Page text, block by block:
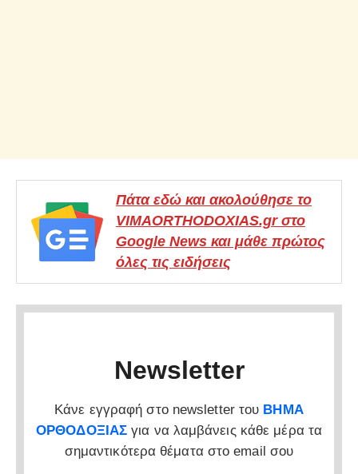
Πάτα εδώ και ακολούθησε το
VIMAORTHODOXIAS.gr στο
Google News και μάθε πρώτος
όλες τις ειδήσεις
Newsletter
Κάνε εγγραφή στο newsletter του ΒΗΜΑ
ΟΡΘΟΔΟΞΙΑΣ για να λαμβάνεις κάθε μέρα τα
σημαντικότερα θέματα στο email σου